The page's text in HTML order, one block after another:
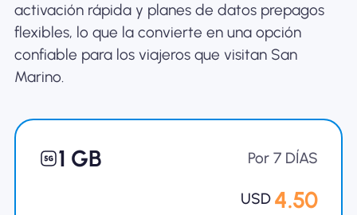
Acerca de eSIM
Por qué la eSIM Nomad
Usando una eSIM
activación rápida y planes de datos prepagos
flexibles, lo que la convierte en una opción
confiable para los viajeros que visitan San
Marino.
1 GB Por 7 DÍAS
USD 4.50